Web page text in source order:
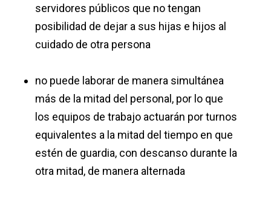
servidores públicos que no tengan
posibilidad de dejar a sus hijas e hijos al
cuidado de otra persona
no puede laborar de manera simultánea
más de la mitad del personal, por lo que
los equipos de trabajo actuarán por turnos
equivalentes a la mitad del tiempo en que
estén de guardia, con descanso durante la
otra mitad, de manera alternada